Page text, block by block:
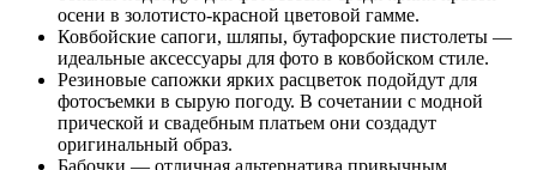
осени в золотисто-красной цветовой гамме.
Ковбойские сапоги, шляпы, бутафорские пистолеты —
идеальные аксессуары для фото в ковбойском стиле.
Резиновые сапожки ярких расцветок подойдут для
фотосъемки в сырую погоду. В сочетании с модной
прической и свадебным платьем они создадут
оригинальный образ.